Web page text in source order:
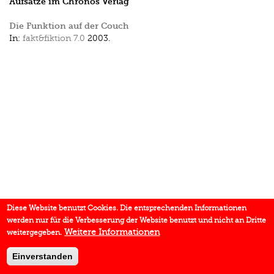
Die Funktion auf der Couch
In: fakt&fiktion 7.0 2003.
Diese Website benutzt Cookies. Die entsprechenden Informationen
werden nur für die Verbesserung der Website benutzt und nicht an Dritte
weitergegeben. Weitere Informationen
Einverstanden